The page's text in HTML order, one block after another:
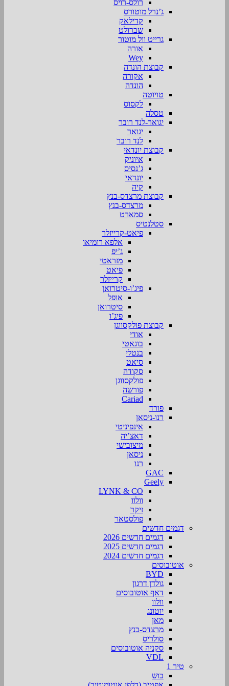
רולס-רויס
ג’נרל מוטורס
קדילאק
שברולט
גרייט וול מוטור
אורה
Wey
קבוצת הונדה
אקורה
הונדה
טויוטה
לקסוס
טסלה
יגואר-לנד רובר
יגואר
לנד רובר
קבוצת יונדאי
איוניק
ג’נסיס
יונדאי
קיה
קבוצת מרצדס-בנץ
מרצדס-בנץ
סמארט
סטלנטיס
פיאט-קרייזלר
אלפא רומיאו
ג’יפ
מזראטי
פיאט
קרייזלר
פיג’ו-סיטרואן
אופל
סיטרואן
פיג’ו
קבוצת פולקסווגן
אודי
בוגאטי
בנטלי
סיאט
סקודה
פולקסווגן
פורשה
Cariad
פורד
רנו-ניסאן
אינפיניטי
דאצ’יה
מיצובישי
ניסאן
רנו
GAC
Geely
LYNK & CO
וולוו
זיקר
פולסטאר
דגמים חדשים
דגמים חדשים 2026
דגמים חדשים 2025
דגמים חדשים 2024
אוטובוסים
BYD
גולדן דרגון
דאף אוטובוסים
וולוו
יוטונג
מאן
מרצדס-בנץ
סולריס
סקניה אוטובוסים
VDL
טיר 1
בוש